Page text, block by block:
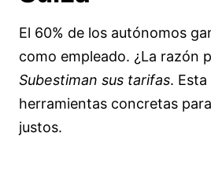
El 60% de los autónomos
como empleado. ¿La razón
Subestiman sus tarifas.
herramientas concretas
justos.